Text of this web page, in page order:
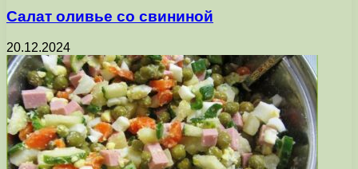
Салат оливье со свининой
20.12.2024